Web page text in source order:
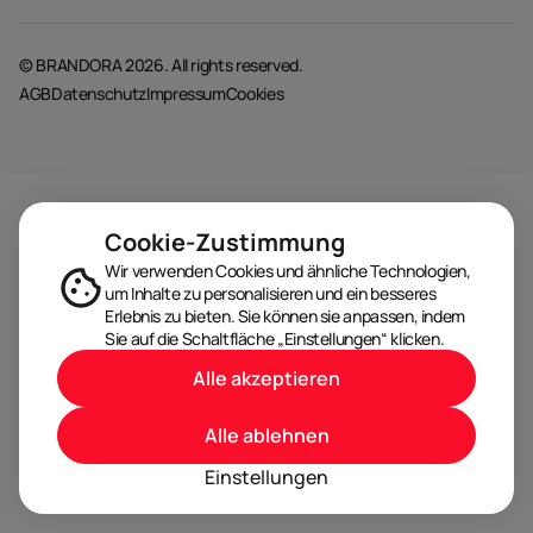
© BRANDORA 2026. All rights reserved.
AGBDatenschutzImpressumCookies
Cookie-Zustimmung
Wir verwenden Cookies und ähnliche Technologien,
um Inhalte zu personalisieren und ein besseres
Erlebnis zu bieten. Sie können sie anpassen, indem
Sie auf die Schaltfläche „Einstellungen“ klicken.
Einstellungen
Alle ablehnen
Alle akzeptieren